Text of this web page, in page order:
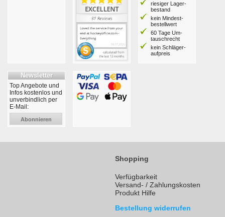
riesiger Lager­
bestand
kein Mindest­
bestell­wert
60 Tage Um­
tausch­recht
kein Schläger­
aufpreis
Newsletter
Top Angebote und
Infos kostenlos und
unverbindlich per
E-Mail:
Abonnieren
Shopping
Verfügbarkeit
Versand- / Zahlungskosten
Produkt Hilfe
Bestellung widerrufen